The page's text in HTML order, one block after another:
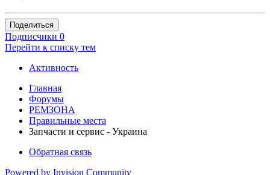
Поделиться
Подписчики 0
Перейти к списку тем
Активность
Главная
Форумы
РЕМЗОНА
Правильные места
Запчаcти и сервис - Украина
Обратная связь
Powered by Invision Community